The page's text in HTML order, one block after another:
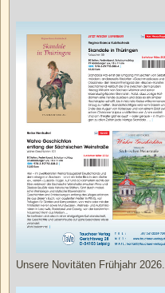
Unsere Novitäten Frühjahr 2026.